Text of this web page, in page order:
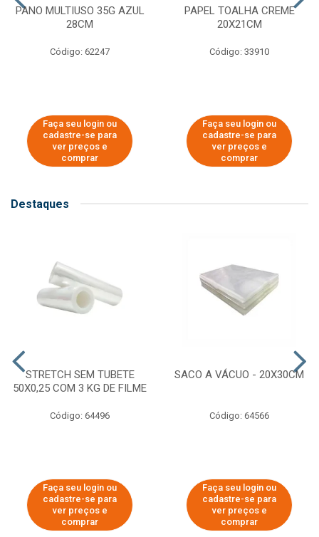
PANO MULTIUSO 35G AZUL
28CM
Código: 62247
Faça seu login ou
cadastre-se para
ver preços e
comprar
PAPEL TOALHA CREME
20X21CM
Código: 33910
Faça seu login ou
cadastre-se para
ver preços e
comprar
Destaques
STRETCH SEM TUBETE
50X0,25 COM 3 KG DE FILME
Código: 64496
Faça seu login ou
cadastre-se para
ver preços e
comprar
SACO A VÁCUO - 20X30CM
Código: 64566
Faça seu login ou
cadastre-se para
ver preços e
comprar